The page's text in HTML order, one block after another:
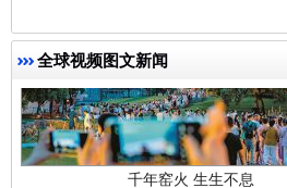
全球视频图文新闻
千年窑火 生生不息